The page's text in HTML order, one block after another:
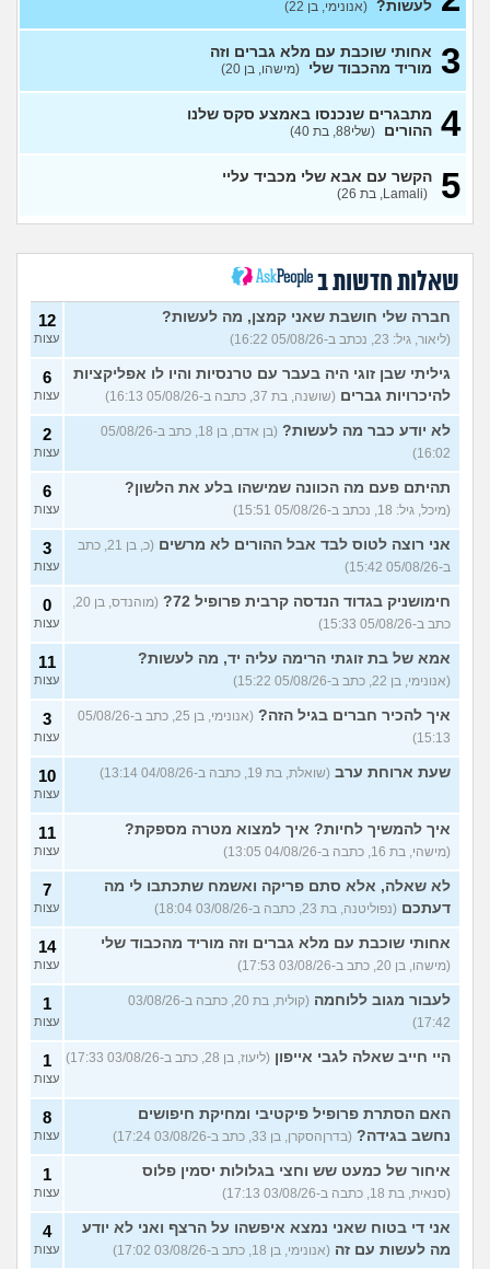
3
איך אני אמורה להתמודד עם
המצב?
(אנונימית, בת 21) עצות
אני רוצה לנתק איתו קשר ולא
נערה בת 18 שרוצה לצאת
ההורים
(אנונימי, בת 18)
סבתא אהובה, בודדה
ומשתוללת (רק נכד, בן 28)
4
האם אח שלי מקנא/שונא את
אשתי?
(אורי, בן 33)
8
עצות
הבת שלי מדוכדכת שאני ואביה
מבוגרים... איך מתמודדים? (.,
בת 45)
עצות
יש לי אפוטרופוס ואני לא מבין
למה
(זורו, בן 40)
5
עצות
לא יודע מה לעשות יותר עם
המשפחה שלי (יורם, בן 23) עצות
בן 10 לא רוצה שאנחנו ההורים
נהיה נוכחים במסיבת סיום של
הכיתה
(גורי, בן 42)
9
עצות
הטוב להשאר בבגד לאורך זמן
???
(מתלמדת, בת 50)
7
עצות
איך לומר להורים שאני רוצה
להיות חילוני?
(אהרן, בן 17)
9
עצות
עוד שאלות חדשות במדור
לעשות? (אנונימי, בן 22)
3 אחותי שוכבת עם מלא גברים וזה
מוריד מהכבוד שלי (מישהו, בן 20)
4 מתבגרים שנכנסו באמצע סקס שלנו
ההורים (שלי88, בת 40)
5 הקשר עם אבא שלי מכביד עליי
(Lamali, בת 26)
שאלות חדשות ב
חברה שלי חושבת שאני קמצן, מה לעשות?
(ליאור, גיל: 23, נכתב ב-05/08/26 16:22)
12
עצות
גיליתי שבן זוגי היה בעבר עם טרנסיות והיו לו אפליקציות
להיכרויות גברים (שושנה, בת 37, כתבה ב-05/08/26 16:13)
6
עצות
לא יודע כבר מה לעשות?
(בן אדם, בן 18, כתב ב-05/08/26
16:02)
2
עצות
תהיתם פעם מה הכוונה שמישהו בלע את הלשון?
(מיכל, גיל: 18, נכתב ב-05/08/26 15:51)
6
עצות
אני רוצה לטוס לבד אבל ההורים לא מרשים
(כ, בן 21, כתב
ב-05/08/26 15:42)
3
עצות
חימושניק בגדוד הנדסה קרבית פרופיל 72?
(מוהנדס, בן 20,
כתב ב-05/08/26 15:33)
0
עצות
אמא של בת זוגתי הרימה עליה יד, מה לעשות?
(אנונימי, בן 22, כתב ב-05/08/26 15:22)
11
עצות
איך להכיר חברים בגיל הזה?
(אנונימי, בן 25, כתב ב-05/08/26
15:13)
3
עצות
שעת ארוחת ערב (שואלת, בת 19, כתבה ב-04/08/26 13:14) 10
עצות
איך להמשיך לחיות? איך למצוא מטרה מספקת?
(מישהי, בת 16, כתבה ב-04/08/26 13:05)
11
עצות
לא שאלה, אלא סתם פריקה ואשמח שתכתבו לי מה
דעתכם (נפוליטנה, בת 23, כתבה ב-03/08/26 18:04)
7
עצות
אחותי שוכבת עם מלא גברים וזה מוריד מהכבוד שלי
(מישהו, בן 20, כתב ב-03/08/26 17:53)
14
עצות
לעבור מגוב ללוחמה
(קולית, בת 20, כתבה ב-03/08/26
17:42)
1
עצות
היי חייב שאלה לגבי אייפון (ליעוז, בן 28, כתב ב-03/08/26 17:33) 1
עצות
האם הסתרת פרופיל פיקטיבי ומחיקת חיפושים
נחשב בגידה? (בדרןהסקרן, בן 33, כתב ב-03/08/26 17:24)
8
עצות
איחור של כמעט שש וחצי בגלולות יסמין פלוס
(סנאית, בת 18, כתבה ב-03/08/26 17:13)
1
עצות
אני די בטוח שאני נמצא איפשהו על הרצף ואני לא יודע
מה לעשות עם זה (אנונימי, בן 18, כתב ב-03/08/26 17:02)
4
עצות